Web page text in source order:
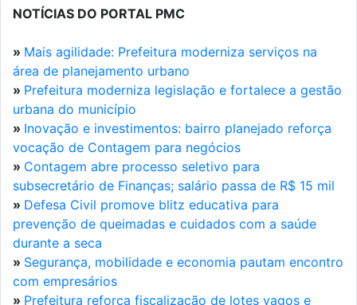
NOTÍCIAS DO PORTAL PMC
» Mais agilidade: Prefeitura moderniza serviços na
área de planejamento urbano
» Prefeitura moderniza legislação e fortalece a gestão
urbana do município
» Inovação e investimentos: bairro planejado reforça
vocação de Contagem para negócios
» Contagem abre processo seletivo para
subsecretário de Finanças; salário passa de R$ 15 mil
» Defesa Civil promove blitz educativa para
prevenção de queimadas e cuidados com a saúde
durante a seca
» Segurança, mobilidade e economia pautam encontro
com empresários
» Prefeitura reforça fiscalização de lotes vagos e